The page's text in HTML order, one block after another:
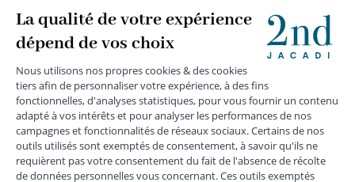
*Livraison express gratuite en point relais dès 59 € et à domicile dès 150
€ vers la France Métropolitaine
Les données collectées par la société JACADI, responsable
du traitement, sont nécessaires à l'envoi de newsletters, à la
création de compte, pour le traitement, le suivi et la livraison
de votre commande, ainsi que pour le suivi de votre
adhésion au programme fidélité. Conformément au
Règlement Européen 2016/679 du 27 avril 2016 sur la